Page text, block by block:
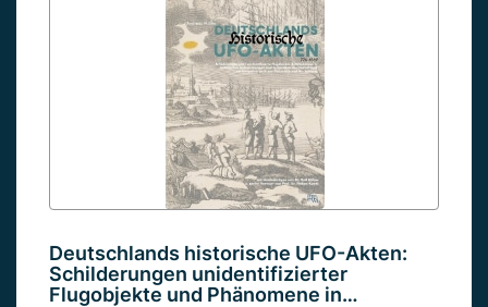
Deutschlands historische UFO-Akten:
Schilderungen unidentifizierter
Flugobjekte und Phänomene in…